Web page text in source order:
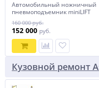
Автомобильный ножничный
пневмоподъемник miniLIFT
AE100.1 CLASSIC
160 000 руб.
152 000 руб.
Кузовной ремонт